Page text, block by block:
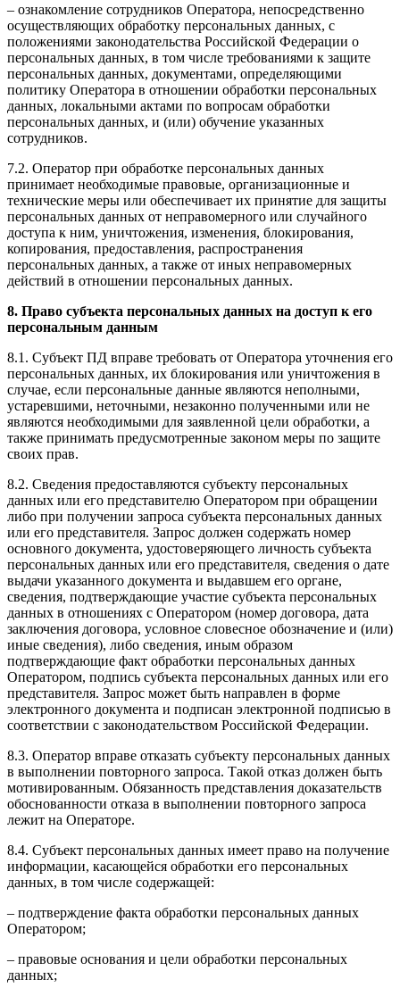
– ознакомление сотрудников Оператора, непосредственно
осуществляющих обработку персональных данных, с
положениями законодательства Российской Федерации о
персональных данных, в том числе требованиями к защите
персональных данных, документами, определяющими
политику Оператора в отношении обработки персональных
данных, локальными актами по вопросам обработки
персональных данных, и (или) обучение указанных
сотрудников.
7.2. Оператор при обработке персональных данных
принимает необходимые правовые, организационные и
технические меры или обеспечивает их принятие для защиты
персональных данных от неправомерного или случайного
доступа к ним, уничтожения, изменения, блокирования,
копирования, предоставления, распространения
персональных данных, а также от иных неправомерных
действий в отношении персональных данных.
8. Право субъекта персональных данных на доступ к его
персональным данным
8.1. Субъект ПД вправе требовать от Оператора уточнения его
персональных данных, их блокирования или уничтожения в
случае, если персональные данные являются неполными,
устаревшими, неточными, незаконно полученными или не
являются необходимыми для заявленной цели обработки, а
также принимать предусмотренные законом меры по защите
своих прав.
8.2. Сведения предоставляются субъекту персональных
данных или его представителю Оператором при обращении
либо при получении запроса субъекта персональных данных
или его представителя. Запрос должен содержать номер
основного документа, удостоверяющего личность субъекта
персональных данных или его представителя, сведения о дате
выдачи указанного документа и выдавшем его органе,
сведения, подтверждающие участие субъекта персональных
данных в отношениях с Оператором (номер договора, дата
заключения договора, условное словесное обозначение и (или)
иные сведения), либо сведения, иным образом
подтверждающие факт обработки персональных данных
Оператором, подпись субъекта персональных данных или его
представителя. Запрос может быть направлен в форме
электронного документа и подписан электронной подписью в
соответствии с законодательством Российской Федерации.
8.3. Оператор вправе отказать субъекту персональных данных
в выполнении повторного запроса. Такой отказ должен быть
мотивированным. Обязанность представления доказательств
обоснованности отказа в выполнении повторного запроса
лежит на Операторе.
8.4. Субъект персональных данных имеет право на получение
информации, касающейся обработки его персональных
данных, в том числе содержащей:
– подтверждение факта обработки персональных данных
Оператором;
– правовые основания и цели обработки персональных
данных;